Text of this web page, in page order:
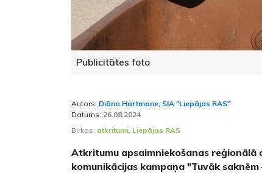
Publicitātes foto
Autors: Diāna Hartmane, SIA "Liepājas RAS"
Datums: 26.08.2024
Birkas: atkritumi, Liepājas RAS
Atkritumu apsaimniekošanas reģionālā
komunikācijas kampaņa "Tuvāk